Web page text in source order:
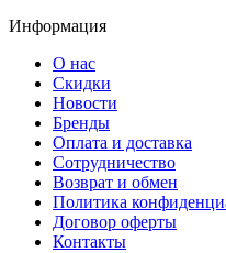
Информация
О нас
Скидки
Новости
Бренды
Оплата и доставка
Сотрудничество
Возврат и обмен
Политика
Договор оферты
Контакты